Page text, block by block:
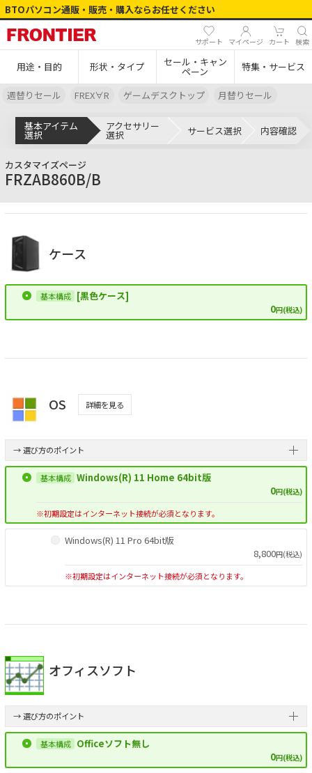
BTOパソコン通販・販売・購入ならお任せください
サポート マイページ カート 検索
用途・目的 形状・タイプ セール・キャン
ペーン 特集・サービス
週替りセール FREX∀R ゲームデスクトップ 月替りセール
基本アイテム
選択
アクセサリー
選択 サービス選択 内容確認
カスタマイズページ
FRZAB860B/B
ケース
[黒色ケース]
0円(税込)
OS 詳細を見る
→ 選び方のポイント
Windows(R) 11 Home 64bit版
0円(税込)
※初期設定はインターネット接続が必須となります。
Windows(R) 11 Pro 64bit版
8,800円(税込)
※初期設定はインターネット接続が必須となります。
オフィスソフト
→ 選び方のポイント
Officeソフト無し
0円(税込)